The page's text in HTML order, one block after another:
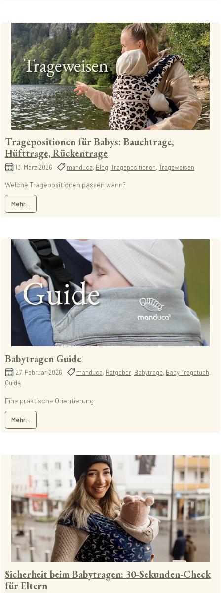
Tragepositionen für Babys: Bauchtrage,
Hüfttrage, Rückentrage
13. März 2026 manduca, Blog, Tragepositionen, Trageweisen
Welche Tragepositionen passen wann?
Mehr...
Babytragen Guide
27. Februar 2026 manduca, Ratgeber, Babytrage, Baby Tragetuch,
Guide
Eine praktische Orientierung
Mehr...
Sicherheit beim Babytragen: 30-Sekunden-Check
für Eltern